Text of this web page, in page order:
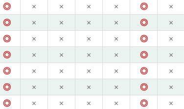
◎ × × × × ◎ ×
◎ × × × × ◎ ×
◎ × × × × ◎ ×
◎ × × × × ◎ ×
◎ × × × × ◎ ×
◎ × × × × ◎ ×
◎ × × × × ◎ ×